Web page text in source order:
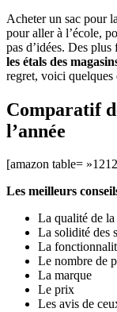
Acheter un sac pour
pour aller à l’école,
pas d’idées. Des
les étals des
regret, voici quelques
Comparatif
l’année
[amazon table=
Les meilleurs
La qualité de la
La solidité des
La
Le nombre de
La marque
Le prix
Les avis de